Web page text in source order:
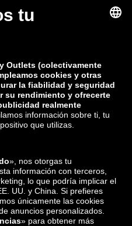
Formas de pago
Envío y distribuidores
asociados